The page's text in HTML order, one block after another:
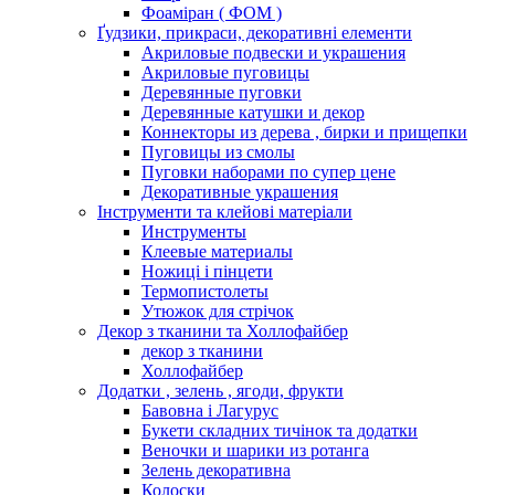
Фоаміран ( ФОМ )
Ґудзики, прикраси, декоративні елементи
Акриловые подвески и украшения
Акриловые пуговицы
Деревянные пуговки
Деревянные катушки и декор
Коннекторы из дерева , бирки и прищепки
Пуговицы из смолы
Пуговки наборами по супер цене
Декоративные украшения
Інструменти та клейові матеріали
Инструменты
Клеевые материалы
Ножиці і пінцети
Термопистолеты
Утюжок для стрічок
Декор з тканини та Холлофайбер
декор з тканини
Холлофайбер
Додатки , зелень , ягоди, фрукти
Бавовна і Лагурус
Букети складних тичінок та додатки
Веночки и шарики из ротанга
Зелень декоративна
Колоски